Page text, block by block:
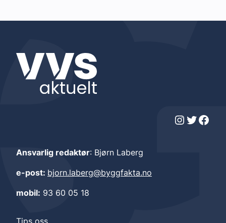
Instagram Twitter Facebook
Ansvarlig redaktør: Bjørn Laberg
e-post: bjorn.laberg@byggfakta.no
mobil: 93 60 05 18
Tips oss